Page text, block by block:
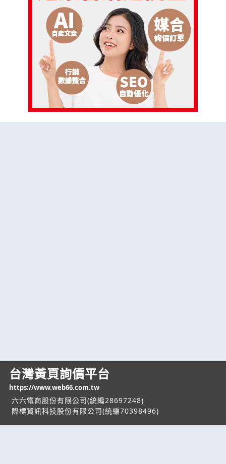
台灣黃頁詢價平台
https://www.web66.com.tw
六六電商股份有限公司(統編28697248)
際標資訊科技股份有限公司(統編70398496)